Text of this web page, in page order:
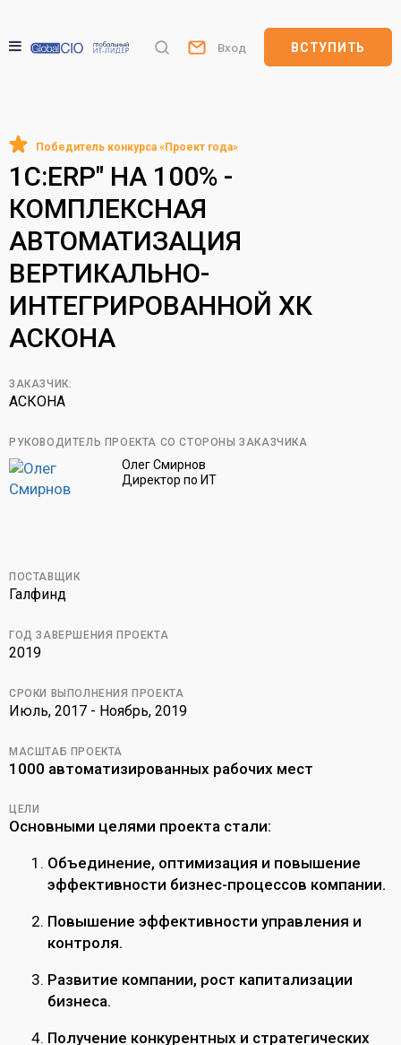
Вход ВСТУПИТЬ
1С:ERP" НА 100% -
КОМПЛЕКСНАЯ
АВТОМАТИЗАЦИЯ
ВЕРТИКАЛЬНО-
ИНТЕГРИРОВАННОЙ ХК
АСКОНА
ЗАКАЗЧИК:
АСКОНА
РУКОВОДИТЕЛЬ ПРОЕКТА СО СТОРОНЫ ЗАКАЗЧИКА
Олег Смирнов
Директор по ИТ
ПОСТАВЩИК
Галфинд
ГОД ЗАВЕРШЕНИЯ ПРОЕКТА
2019
СРОКИ ВЫПОЛНЕНИЯ ПРОЕКТА
Июль, 2017 - Ноябрь, 2019
МАСШТАБ ПРОЕКТА
1000 автоматизированных рабочих мест
ЦЕЛИ
Основными целями проекта стали:
Объединение, оптимизация и повышение
эффективности бизнес-процессов компании.
Повышение эффективности управления и
контроля.
Развитие компании, рост капитализации
бизнеса.
Получение конкурентных и стратегических